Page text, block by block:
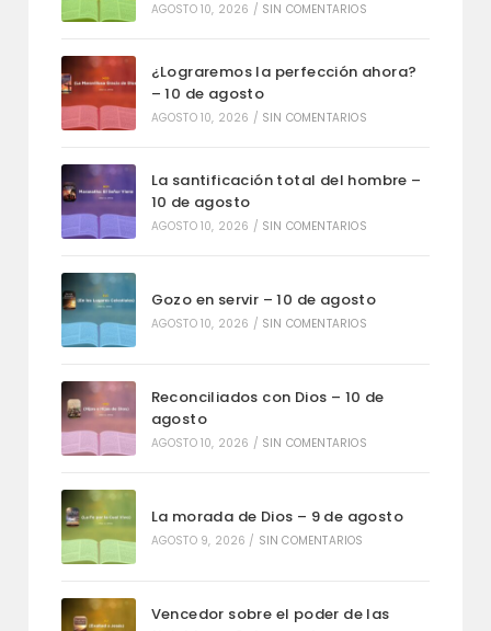
AGOSTO 10, 2026 / SIN COMENTARIOS
¿Lograremos la perfección ahora?
– 10 de agosto
AGOSTO 10, 2026 / SIN COMENTARIOS
La santificación total del hombre –
10 de agosto
AGOSTO 10, 2026 / SIN COMENTARIOS
Gozo en servir – 10 de agosto
AGOSTO 10, 2026 / SIN COMENTARIOS
Reconciliados con Dios – 10 de
agosto
AGOSTO 10, 2026 / SIN COMENTARIOS
La morada de Dios – 9 de agosto
AGOSTO 9, 2026 / SIN COMENTARIOS
Vencedor sobre el poder de las